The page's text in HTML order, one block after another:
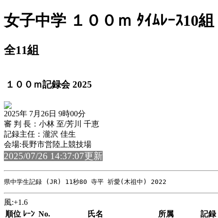
女子中学 １００ｍ ﾀｲﾑﾚｰｽ10組
全11組
１００ｍ記録会 2025
2025年 7月26日 9時00分
審 判 長：小林 至/芳川 千恵
記録主任：瀧沢 佳生
会場:長野市営陸上競技場
2025/07/26 14:37:07更新
風:+1.6
順位 ﾚｰﾝ No. 氏名 所属 記録